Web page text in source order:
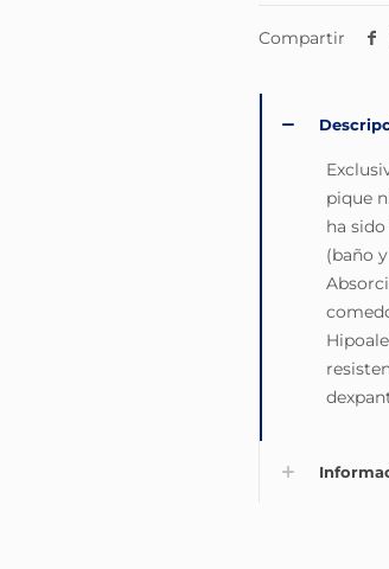
Compartir
pique
ha
(baño